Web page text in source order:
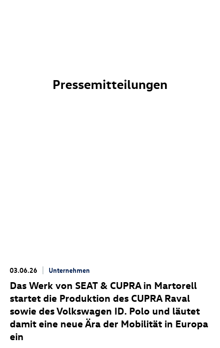
Pressemitteilungen
03.06.26 Unternehmen
Das Werk von SEAT & CUPRA in Martorell
startet die Produktion des CUPRA Raval
sowie des Volkswagen ID. Polo und läutet
damit eine neue Ära der Mobilität in Europa
ein